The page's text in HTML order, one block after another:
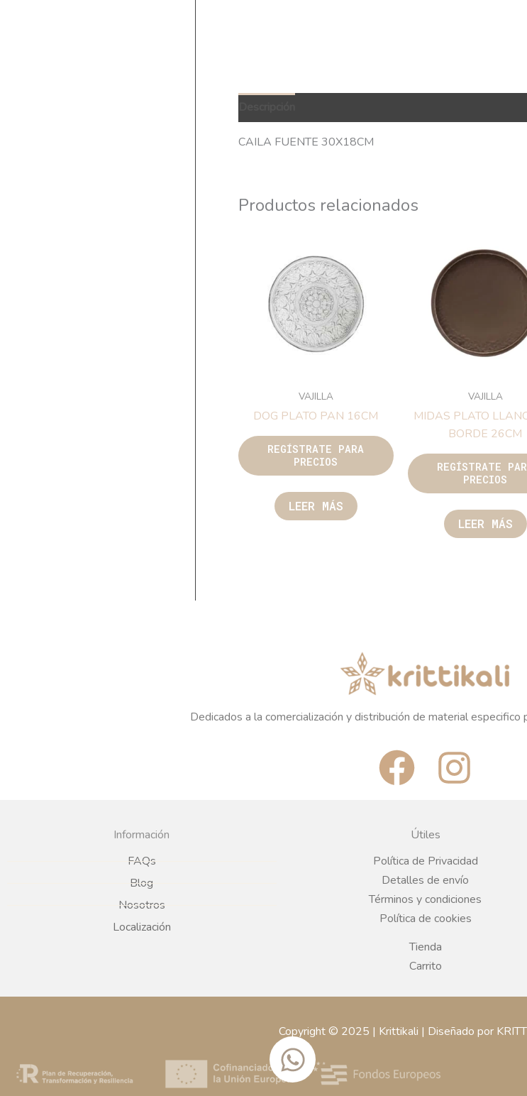
CAILA FUENTE 30X18CM
Productos relacionados
VAJILLA
DOG PLATO PAN 16CM
REGÍSTRATE PARA
PRECIOS
LEER MÁS
VAJILLA
MIDAS PLATO
BORDE 26CM
REGÍSTRATE
PRECIOS
LEER MÁS
Dedicados a la comercialización y distribución de material especifico
F
a
c
e
b
o
o
k
I
n
t
a
a
m
Información
FAQs
Blog
Nosotros
Localización
Útiles
Política de Privacidad
Detalles de envío
Términos y condiciones
Política de cookies
Tienda
Carrito
Copyright © 2025 | Krittikali | Diseñado por